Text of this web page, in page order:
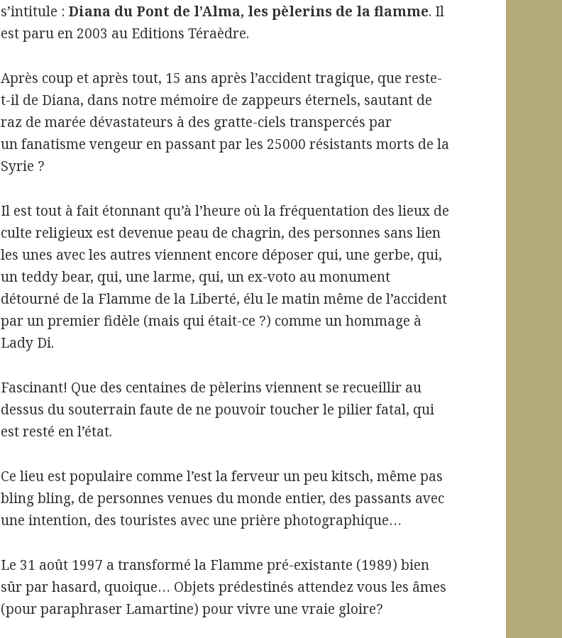
s’intitule : Diana du Pont de l’Alma, les pèlerins de la flamme. Il
est paru en 2003 au Editions Téraèdre.
Après coup et après tout, 15 ans après l’accident tragique, que reste-
t-il de Diana, dans notre mémoire de zappeurs éternels, sautant de
raz de marée dévastateurs à des gratte-ciels transpercés par
un fanatisme vengeur en passant par les 25000 résistants morts de la
Syrie ?
Il est tout à fait étonnant qu’à l’heure où la fréquentation des lieux de
culte religieux est devenue peau de chagrin, des personnes sans lien
les unes avec les autres viennent encore déposer qui, une gerbe, qui,
un teddy bear, qui, une larme, qui, un ex-voto au monument
détourné de la Flamme de la Liberté, élu le matin même de l’accident
par un premier fidèle (mais qui était-ce ?) comme un hommage à
Lady Di.
Fascinant! Que des centaines de pèlerins viennent se recueillir au
dessus du souterrain faute de ne pouvoir toucher le pilier fatal, qui
est resté en l’état.
Ce lieu est populaire comme l’est la ferveur un peu kitsch, même pas
bling bling, de personnes venues du monde entier, des passants avec
une intention, des touristes avec une prière photographique…
Le 31 août 1997 a transformé la Flamme pré-existante (1989) bien
sûr par hasard, quoique… Objets prédestinés attendez vous les âmes
(pour paraphraser Lamartine) pour vivre une vraie gloire?